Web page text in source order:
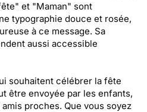
et "Maman" sont
typographie douce et rosée,
à ce message. Sa
aussi accessible
souhaitent célébrer la fête
être envoyée par les enfants,
proches. Que vous soyez